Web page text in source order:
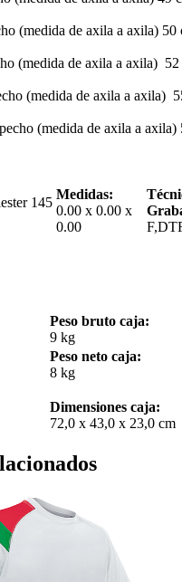
(medida de axila a axila) 50
(medida de axila a axila)
(medida de axila a axila)
(medida de axila a axila)
145
Medidas:
0.00 x 0.00 x
0.00
Peso bruto caja:
9 kg
Peso neto caja:
8 kg
Dimensiones caja:
72,0 x 43,0 x 23,0 cm